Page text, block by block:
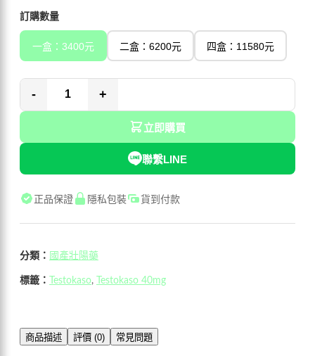
訂購數量
一盒：3400元 二盒：6200元 四盒：11580元
- +
立即購買
聯繫LINE
正品保證 隱私包裝 貨到付款
分類： 國產壯陽藥
標籤： Testokaso, Testokaso 40mg
商品描述 評價 (0) 常見問題